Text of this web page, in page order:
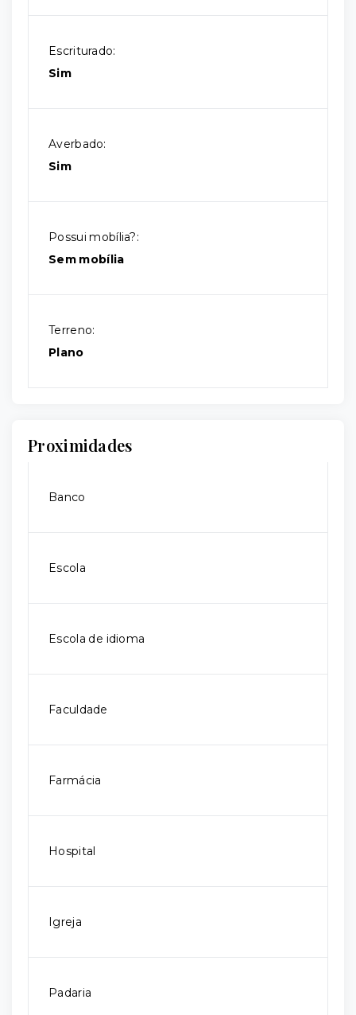
Escriturado:
Sim
Averbado:
Sim
Possui mobília?:
Sem mobília
Terreno:
Plano
Proximidades
Banco
Escola
Escola de idioma
Faculdade
Farmácia
Hospital
Igreja
Padaria